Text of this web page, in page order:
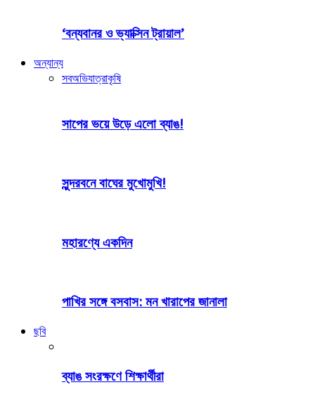
‘বন্যবানর ও ভ্যাক্সিন ট্রায়াল’
অন্যান্য
সবঅভিযাত্রাকৃষি
সাপের ভয়ে উড়ে এলো ব্যাঙ!
সুন্দরবনে বাঘের মুখোমুখি!
মহারণ্যে একদিন
পাখির সঙ্গে বসবাস: মন খারাপের জানালা
ছবি
ব্যাঙ সংরক্ষণে শিক্ষার্থীরা